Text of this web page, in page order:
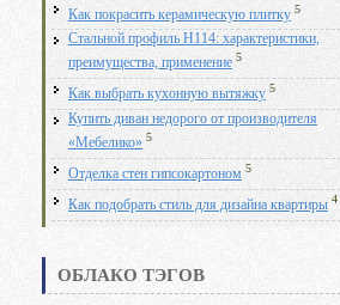
Как покрасить керамическую плитку 5
Стальной профиль Н114: характеристики,
преимущества, применение 5
Как выбрать кухонную вытяжку 5
Купить диван недорого от производителя
«Мебелико» 5
Отделка стен гипсокартоном 5
Как подобрать стиль для дизайна квартиры 4
ОБЛАКО ТЭГОВ